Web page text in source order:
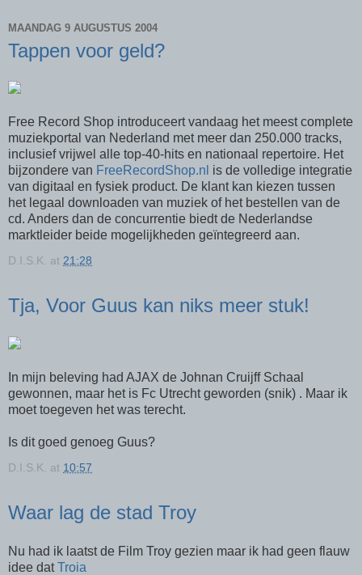
MAANDAG 9 AUGUSTUS 2004
Tappen voor geld?
Free Record Shop introduceert vandaag het meest complete
muziekportal van Nederland met meer dan 250.000 tracks,
inclusief vrijwel alle top-40-hits en nationaal repertoire. Het
bijzondere van FreeRecordShop.nl is de volledige integratie
van digitaal en fysiek product. De klant kan kiezen tussen
het legaal downloaden van muziek of het bestellen van de
cd. Anders dan de concurrentie biedt de Nederlandse
marktleider beide mogelijkheden geïntegreerd aan.
D.I.S.K. at 21:28
Tja, Voor Guus kan niks meer stuk!
In mijn beleving had AJAX de Johnan Cruijff Schaal
gewonnen, maar het is Fc Utrecht geworden (snik) . Maar ik
moet toegeven het was terecht.
Is dit goed genoeg Guus?
D.I.S.K. at 10:57
Waar lag de stad Troy
Nu had ik laatst de Film Troy gezien maar ik had geen flauw
idee datTroia